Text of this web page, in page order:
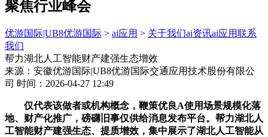
聚焦行业峰会
优游国际|UB8优游国际 > ai应用 > 关于我们ai资讯ai应用联系
我们
帮力湖北人工智能财产建强生态增效
来源：安徽优游国际|UB8优游国际交通应用技术股份有限公
司 时间：2026-04-27 12:49
仅代表该做者或机构概念，鞭策优良A使用场景规模化落
地、财产化推广，磅礴旧事仅供给消息发布平台。帮力湖北人
工智能财产建强生态、提质增效，集中展示了湖北人工智能从